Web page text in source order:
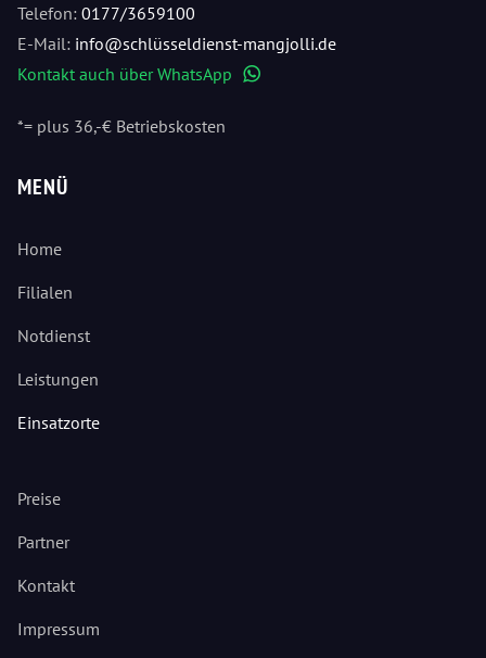
Telefon: 0177/3659100
E-Mail: info@schlüsseldienst-mangjolli.de
Kontakt auch über WhatsApp
*= plus 36,-€ Betriebskosten
MENÜ
Home
Filialen
Notdienst
Leistungen
Einsatzorte
Preise
Partner
Kontakt
Impressum